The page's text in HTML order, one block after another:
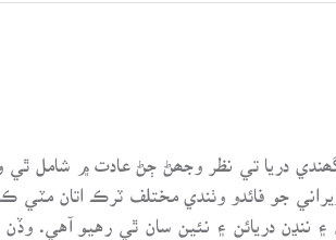
دريا تي نظر وجھڻ ڄڻ عادت ۾
جو فائدو وٺندي مختلف ٽرڪ اتان مٽي
دريائن ۽ نئين سان ٿي رهيو آهي. وڏن